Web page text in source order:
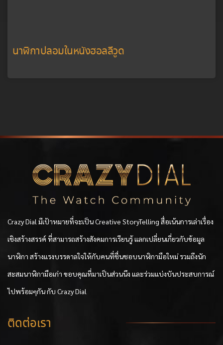
นาฬิกาปลอมในหนังฮอลลีวูด
Crazy Dial มีเป้าหมายที่จะเป็น Creative StoryTelling สื่อเน้นการเล่าเรื่อง
เชิงสร้างสรรค์ ที่สามารถสร้างสังคมการเรียนรู้ แลกเปลี่ยนเกี่ยวกับข้อมูล
นาฬิกา สร้างแรงบรรดาลใจให้กับคนที่ชื่นชอบนาฬิกามือใหม่ รวมถึงนัก
สะสมนาฬิกามือเก่า ขอบคุณที่มาเป็นส่วนนึง และร่วมแบ่งบันประสบการณ์
ไปพร้อมๆกัน กับ Crazy Dial
ติดต่อเรา